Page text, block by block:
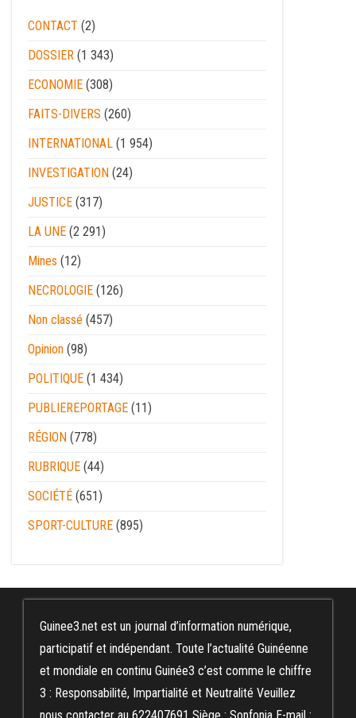
CONTACT (2)
DOSSIER (1 343)
ECONOMIE (308)
FAITS-DIVERS (260)
INTERNATIONAL (1 954)
INVESTIGATION (24)
JUSTICE (317)
LA UNE (2 291)
Mines (12)
NECROLOGIE (126)
Non classé (457)
Opinion (98)
POLITIQUE (1 434)
PUBLIEREPORTAGE (11)
RÉGION (778)
RUBRIQUE (44)
SOCIÉTÉ (651)
SPORT-CULTURE (895)
Guinee3.net est un journal d’information numérique,
participatif et indépendant. Toute l’actualité Guinéenne
et mondiale en continu Guinée3 c’est comme le chiffre
3 : Responsabilité, Impartialité et Neutralité Veuillez